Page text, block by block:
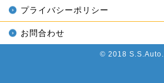
プライバシーポリシー
お問合わせ
© 2018 S.S.Auto.